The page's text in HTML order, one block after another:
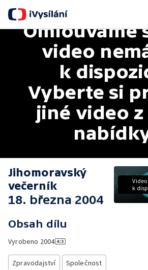
Omlouváme
video
k
Vyberte si
jiné video z
Jihomoravský
večerník
18. března 2004
Obsah dílu
Vyrobeno 2004
Zpravodajství
Společnost
k